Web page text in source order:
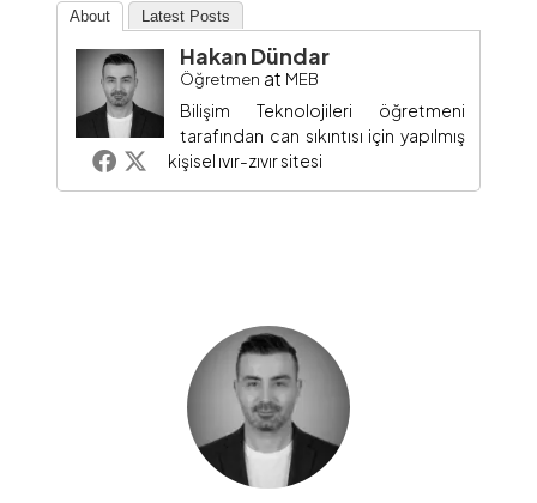
About Latest Posts
Hakan Dündar
Öğretmen at MEB
Bilişim Teknolojileri öğretmeni
tarafından can sıkıntısı için yapılmış
kişisel ıvır-zıvır sitesi